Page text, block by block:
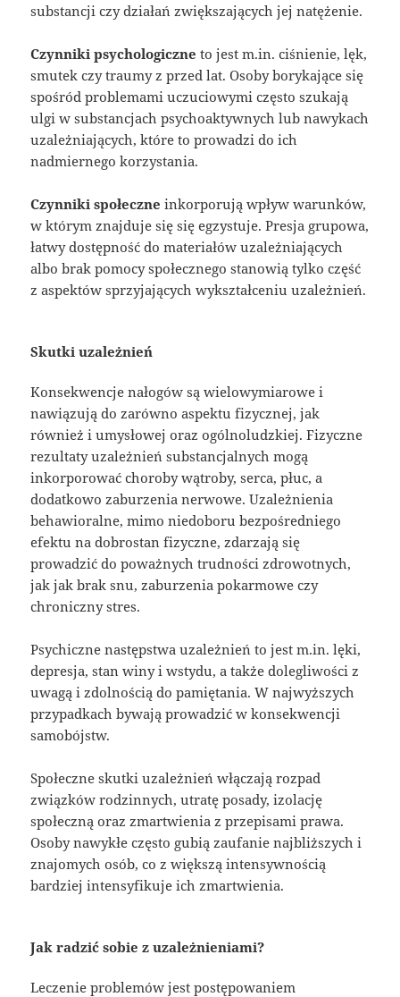
substancji czy działań zwiększających jej natężenie.
Czynniki psychologiczne to jest m.in. ciśnienie, lęk,
smutek czy traumy z przed lat. Osoby borykające się
spośród problemami uczuciowymi często szukają
ulgi w substancjach psychoaktywnych lub nawykach
uzależniających, które to prowadzi do ich
nadmiernego korzystania.
Czynniki społeczne inkorporują wpływ warunków,
w którym znajduje się się egzystuje. Presja grupowa,
łatwy dostępność do materiałów uzależniających
albo brak pomocy społecznego stanowią tylko część
z aspektów sprzyjających wykształceniu uzależnień.
Skutki uzależnień
Konsekwencje nałogów są wielowymiarowe i
nawiązują do zarówno aspektu fizycznej, jak
również i umysłowej oraz ogólnoludzkiej. Fizyczne
rezultaty uzależnień substancjalnych mogą
inkorporować choroby wątroby, serca, płuc, a
dodatkowo zaburzenia nerwowe. Uzależnienia
behawioralne, mimo niedoboru bezpośredniego
efektu na dobrostan fizyczne, zdarzają się
prowadzić do poważnych trudności zdrowotnych,
jak jak brak snu, zaburzenia pokarmowe czy
chroniczny stres.
Psychiczne następstwa uzależnień to jest m.in. lęki,
depresja, stan winy i wstydu, a także dolegliwości z
uwagą i zdolnością do pamiętania. W najwyższych
przypadkach bywają prowadzić w konsekwencji
samobójstw.
Społeczne skutki uzależnień włączają rozpad
związków rodzinnych, utratę posady, izolację
społeczną oraz zmartwienia z przepisami prawa.
Osoby nawykłe często gubią zaufanie najbliższych i
znajomych osób, co z większą intensywnością
bardziej intensyfikuje ich zmartwienia.
Jak radzić sobie z uzależnieniami?
Leczenie problemów jest postępowaniem